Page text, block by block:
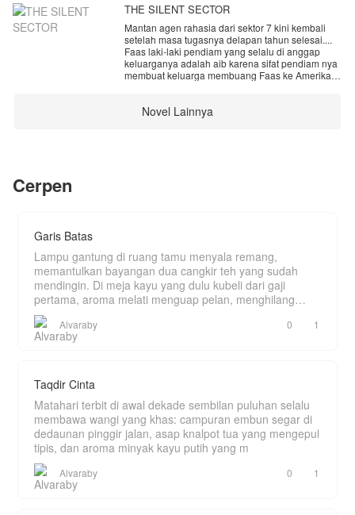
kelanjutan hidup Athena?,
warisan, rahasia kelahiran, mantan suami yang
wanita licik yang ingin merebut segalanya. Ketika
ingatan, cinta, dan nyawanya dipertaruhkan, Maya
harus memilih: tetap menjadi korban, atau
merebut kembali hidupnya.
THE SILENT SECTOR
Mantan agen rahasia dari sektor 7 kini kembali
setelah masa tugasnya delapan tahun selesai....
Faas laki-laki pendiam yang selalu di anggap
keluarganya adalah aib karena sifat pendiam nya
membuat keluarga membuang Faas ke Amerika
keluarnya ,Faas tetaplah laki-laki pendiam yang
tidak bisa berbuat apa-apa,selain menghabiskan
Assalamualaikum...
bertemu lagi dengan author yang suka-suka...
yuk ikuti kisahnya ... , ini kelanjutan cerita tentang
Faas sebagai rekan sektor 7 shadow Midi.
semoga sukaaaaa
skip, dan untuk yang mau mengikuti cerita ini,
Novel Lainnya
Cerpen
Garis Batas
Lampu gantung di ruang tamu menyala remang,
memantulkan bayangan dua cangkir teh yang sudah
mendingin. Di meja kayu yang dulu kubeli dari gaji
pertama, aroma melati menguap pelan, menghilang
ditelan k
Alvaraby 0 1
Taqdir Cinta
Matahari terbit di awal dekade sembilan puluhan selalu
membawa wangi yang khas: campuran embun segar di
dedaunan pinggir jalan, asap knalpot tua yang mengepul
tipis, dan aroma minyak kayu putih yang m
Alvaraby 0 1